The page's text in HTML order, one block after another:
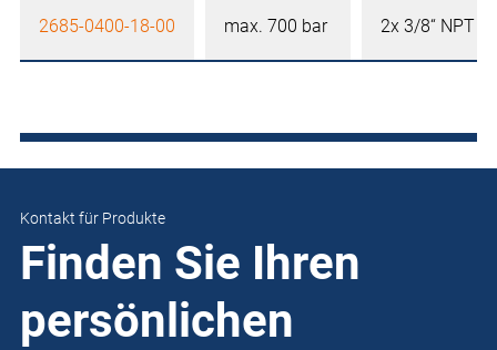
2685-0400-18-00 max. 700 bar 2x 3/8“ NPT
Kontakt für Produkte
Finden Sie Ihren
persönlichen